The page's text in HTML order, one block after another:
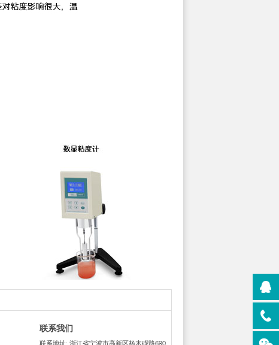
联系我们
联系地址: 浙江省宁波市高新区杨木碶路690